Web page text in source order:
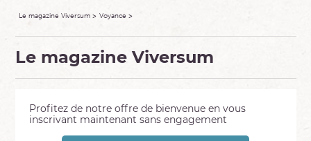
Le magazine Viversum Voyance
Le magazine Viversum
Profitez de notre offre de bienvenue en vous
inscrivant maintenant sans engagement